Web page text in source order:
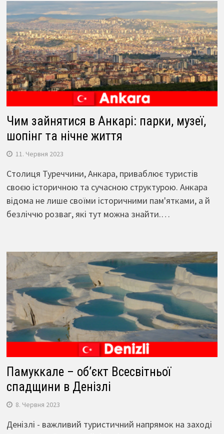
Чим зайнятися в Анкарі: парки, музеї,
шопінг та нічне життя
11. Червня 2023
Столиця Туреччини, Анкара, приваблює туристів
своєю історичною та сучасною структурою. Анкара
відома не лише своїми історичними пам'ятками, а й
безліччю розваг, які тут можна знайти.…
Памуккале – об’єкт Всесвітньої
спадщини в Денізлі
8. Червня 2023
Денізлі - важливий туристичний напрямок на заході